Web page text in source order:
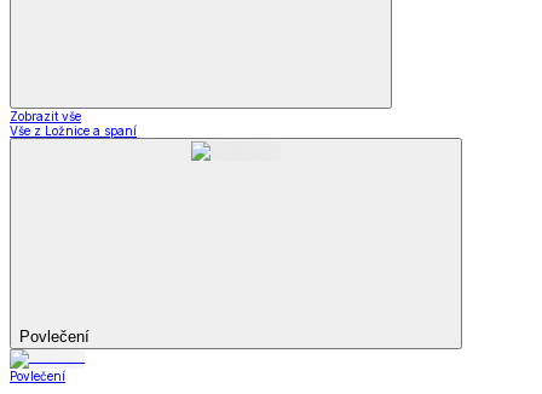
Zobrazit vše
Vše z Ložnice a spaní
Povlečení
Povlečení